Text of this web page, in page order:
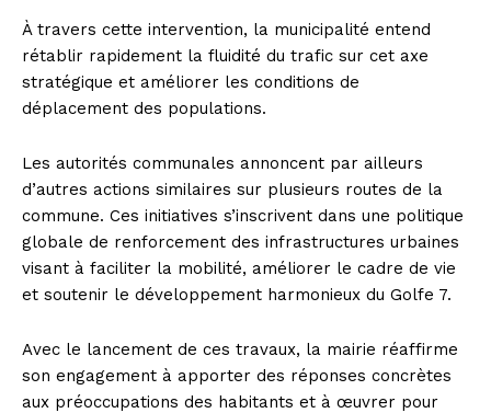
À travers cette intervention, la municipalité entend
rétablir rapidement la fluidité du trafic sur cet axe
stratégique et améliorer les conditions de
déplacement des populations.
Les autorités communales annoncent par ailleurs
d’autres actions similaires sur plusieurs routes de la
commune. Ces initiatives s’inscrivent dans une politique
globale de renforcement des infrastructures urbaines
visant à faciliter la mobilité, améliorer le cadre de vie
et soutenir le développement harmonieux du Golfe 7.
Avec le lancement de ces travaux, la mairie réaffirme
son engagement à apporter des réponses concrètes
aux préoccupations des habitants et à œuvrer pour